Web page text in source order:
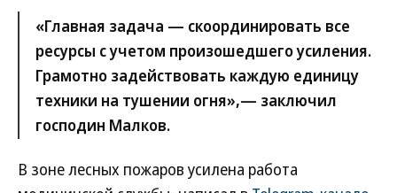
«Главная задача — скоординировать все
ресурсы с учетом произошедшего усиления.
Грамотно задействовать каждую единицу
техники на тушении огня»,— заключил
господин Малков.
В зоне лесных пожаров усилена работа